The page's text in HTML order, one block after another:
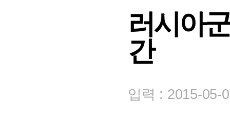
러시아
간
입력 : 2015-05-